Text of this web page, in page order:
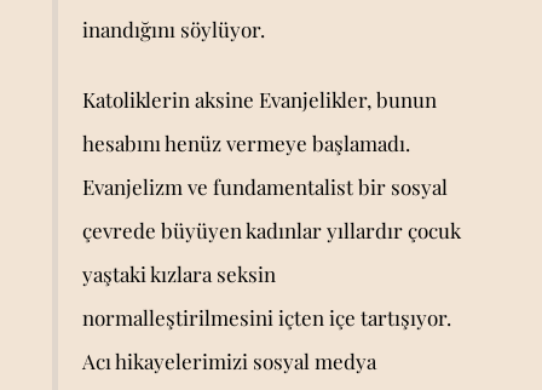
inandığını söylüyor.
Katoliklerin aksine Evanjelikler, bunun
hesabını henüz vermeye başlamadı.
Evanjelizm ve fundamentalist bir sosyal
çevrede büyüyen kadınlar yıllardır çocuk
yaştaki kızlara seksin
normalleştirilmesini içten içe tartışıyor.
Acı hikayelerimizi sosyal medya